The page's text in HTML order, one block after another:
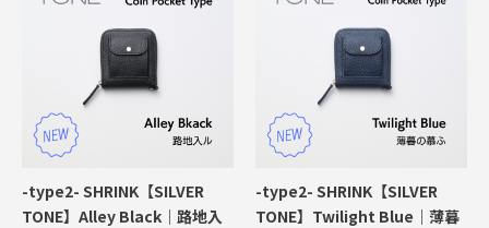
-type2- SHRINK【SILVER
TONE】Alley Black｜路地入
-type2- SHRINK【SILVER
TONE】Twilight Blue｜薄暮